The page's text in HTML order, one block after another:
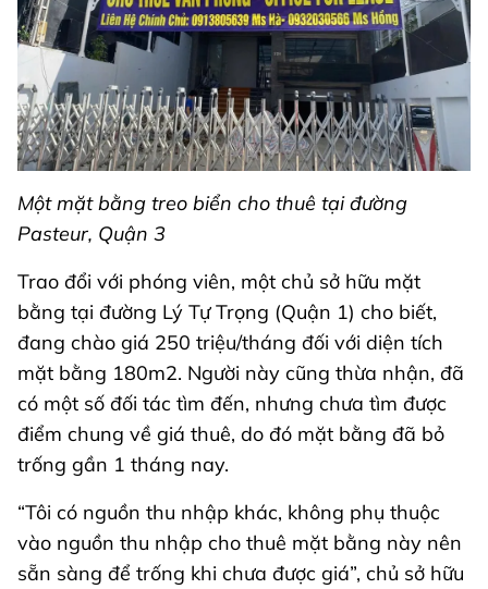
Một mặt bằng treo biển cho thuê tại đường
Pasteur, Quận 3
Trao đổi với phóng viên, một chủ sở hữu mặt
bằng tại đường Lý Tự Trọng (Quận 1) cho biết,
đang chào giá 250 triệu/tháng đối với diện tích
mặt bằng 180m2. Người này cũng thừa nhận, đã
có một số đối tác tìm đến, nhưng chưa tìm được
điểm chung về giá thuê, do đó mặt bằng đã bỏ
trống gần 1 tháng nay.
“Tôi có nguồn thu nhập khác, không phụ thuộc
vào nguồn thu nhập cho thuê mặt bằng này nên
sẵn sàng để trống khi chưa được giá”, chủ sở hữu